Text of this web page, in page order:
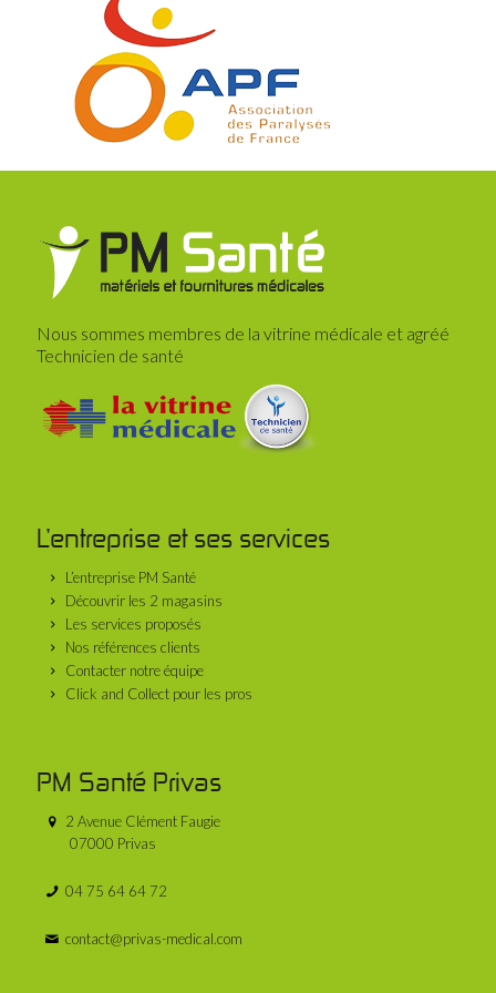
Nous sommes membres de la vitrine médicale et agréé
Technicien de santé
L’entreprise et ses services
L’entreprise PM Santé
Découvrir les 2 magasins
Les services proposés
Nos références clients
Contacter notre équipe
Click and Collect pour les pros
PM Santé Privas
2 Avenue Clément Faugie
07000 Privas
04 75 64 64 72
contact@privas-medical.com